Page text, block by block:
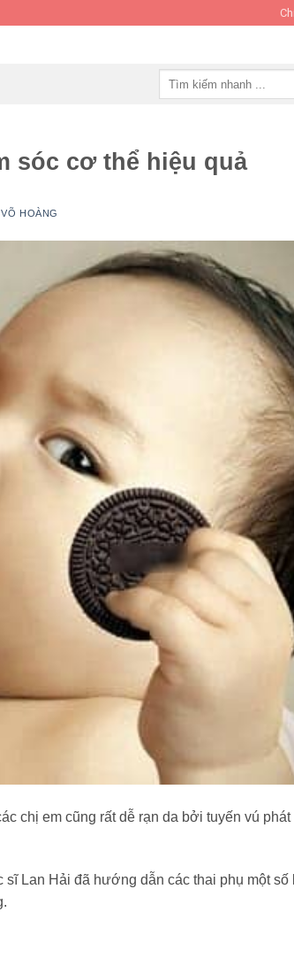
sóc cơ​ thể hiệu quả
VÕ HOÀNG
chị em cũng rất dễ rạn da bởi tuyến vú phát
sĩ Lan Hải đã hướng dẫn các thai phụ một số